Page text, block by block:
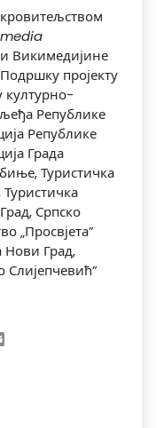
Викимедијине
пројекту
културно­-
Републике
Републике
Града
Туристичка
Српско
„Просвјета”
Град,